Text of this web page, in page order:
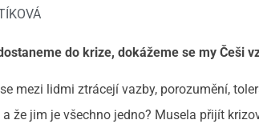
do krize, dokážeme se my Češi
mezi lidmi ztrácejí vazby, porozumění,
že jim je všechno jedno? Musela přijít